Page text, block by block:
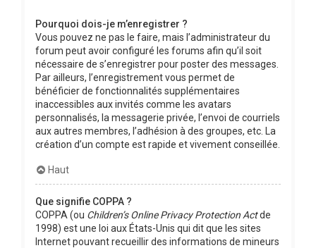
Pourquoi dois-je m’enregistrer ?
Vous pouvez ne pas le faire, mais l’administrateur du
forum peut avoir configuré les forums afin qu’il soit
nécessaire de s’enregistrer pour poster des messages.
Par ailleurs, l’enregistrement vous permet de
bénéficier de fonctionnalités supplémentaires
inaccessibles aux invités comme les avatars
personnalisés, la messagerie privée, l’envoi de courriels
aux autres membres, l’adhésion à des groupes, etc. La
création d’un compte est rapide et vivement conseillée.
Haut
Que signifie COPPA ?
COPPA (ou Children’s Online Privacy Protection Actde
1998) est une loi aux États-Unis qui dit que les sites
Internet pouvant recueillir des informations de mineurs